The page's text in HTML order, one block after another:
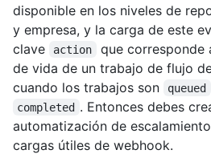
disponible en los niveles de
y empresa, y la carga de este
clave
action
que corresponde
de vida de un trabajo de flujo
cuando los trabajos son
queued
completed . Entonces debes
automatización de
cargas útiles de webhook.